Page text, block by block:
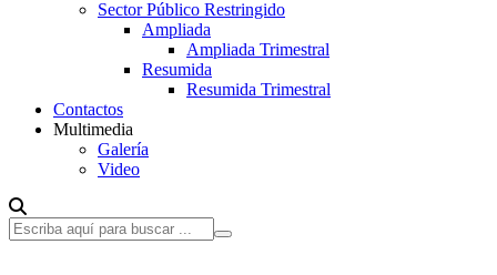
Sector Público Restringido
Ampliada
Ampliada Trimestral
Resumida
Resumida Trimestral
Contactos
Multimedia
Galería
Video